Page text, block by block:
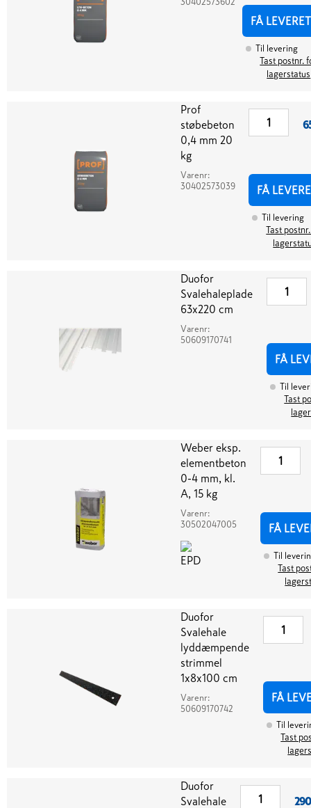
FÅ LEVERET
Til levering
Tast postnr.
lagerstatus
Prof
støbebeton
0,4 mm 20
kg
Varenr:
30402573039
FÅ
Til levering
Tast
Duofor
Svalehaleplade
63x220 cm
Varenr:
50609170741
FÅ
Til
Tast
Weber eksp.
elementbeton
0-4 mm, kl.
A, 15 kg
Varenr:
30502047005
FÅ
Til
Tast
Duofor
Svalehale
lyddæmpende
strimmel
1x8x100 cm
Varenr:
50609170742
FÅ
Til
Tast
Duofor
Svalehale